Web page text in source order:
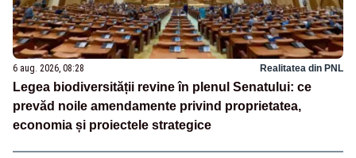
6 aug. 2026, 08:28 Realitatea din PNL
Legea biodiversității revine în plenul Senatului: ce
prevăd noile amendamente privind proprietatea,
economia și proiectele strategice